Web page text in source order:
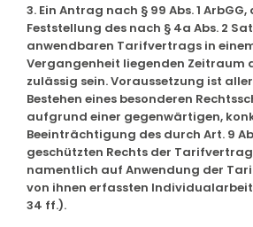
3. Ein Antrag nach § 99 Abs. 1
Feststellung des nach § 4a Abs. 2
anwendbaren Tarifvertrags in
Vergangenheit liegenden Zeitraum
zulässig sein. Voraussetzung ist
Bestehen eines besonderen
aufgrund einer gegenwärtigen,
Beeinträchtigung des durch Art. 9
geschützten Rechts der
namentlich auf Anwendung der
von ihnen erfassten
34 ff.).